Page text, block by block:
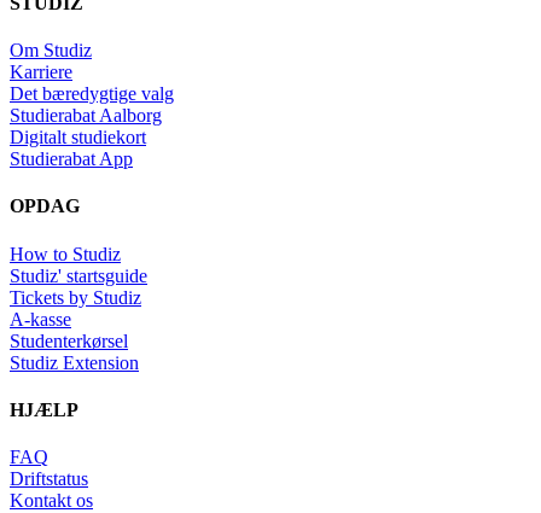
Om Studiz
Karriere
Det bæredygtige valg
Studierabat Aalborg
Digitalt studiekort
Studierabat App
OPDAG
How to Studiz
Studiz' startsguide
Tickets by Studiz
A-kasse
Studenterkørsel
Studiz Extension
HJÆLP
FAQ
Driftstatus
Kontakt os